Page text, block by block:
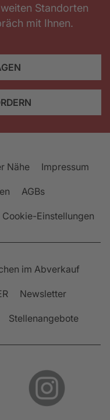
Standorten
mit Ihnen.
Nähe Impressum
AGBs
Cookie-Einstellungen
im Abverkauf
Newsletter
Stellenangebote